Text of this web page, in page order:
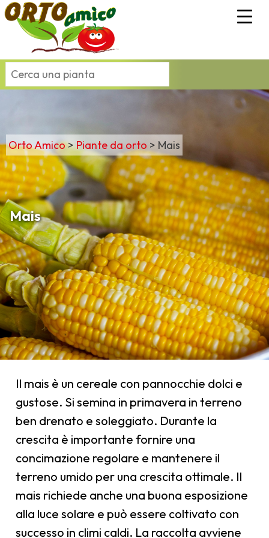
Orto Amico>Piante da orto > Mais
Mais
Il mais è un cereale con pannocchie dolci e
gustose. Si semina in primavera in terreno
ben drenato e soleggiato. Durante la
crescita è importante fornire una
concimazione regolare e mantenere il
terreno umido per una crescita ottimale. Il
mais richiede anche una buona esposizione
alla luce solare e può essere coltivato con
successo in climi caldi. La raccolta avviene